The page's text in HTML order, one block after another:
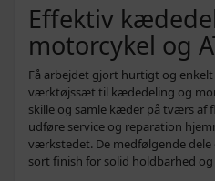
Effektiv
motorcykel og
Få arbejdet gjort hurtigt og
værktøjssæt til kædedeling og
skille og samle kæder på tværs af
udføre service og reparation
værkstedet. De medfølgende
sort finish for solid holdbarhed